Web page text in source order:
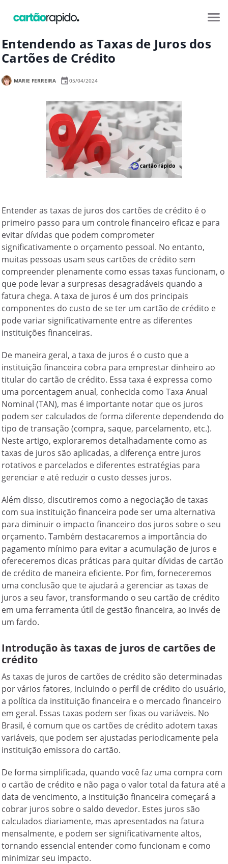
Entendendo as Taxas de Juros dos
Cartões de Crédito
MARIE FERREIRA 05/04/2024
Entender as taxas de juros dos cartões de crédito é o
primeiro passo para um controle financeiro eficaz e para
evitar dívidas que podem comprometer
significativamente o orçamento pessoal. No entanto,
muitas pessoas usam seus cartões de crédito sem
compreender plenamente como essas taxas funcionam, o
que pode levar a surpresas desagradáveis quando a
fatura chega. A taxa de juros é um dos principais
componentes do custo de se ter um cartão de crédito e
pode variar significativamente entre as diferentes
instituições financeiras.
De maneira geral, a taxa de juros é o custo que a
instituição financeira cobra para emprestar dinheiro ao
titular do cartão de crédito. Essa taxa é expressa como
uma porcentagem anual, conhecida como Taxa Anual
Nominal (TAN), mas é importante notar que os juros
podem ser calculados de forma diferente dependendo do
tipo de transação (compra, saque, parcelamento, etc.).
Neste artigo, exploraremos detalhadamente como as
taxas de juros são aplicadas, a diferença entre juros
rotativos e parcelados e diferentes estratégias para
gerenciar e até reduzir o custo desses juros.
Além disso, discutiremos como a negociação de taxas
com sua instituição financeira pode ser uma alternativa
para diminuir o impacto financeiro dos juros sobre o seu
orçamento. Também destacaremos a importância do
pagamento mínimo para evitar a acumulação de juros e
ofereceremos dicas práticas para quitar dívidas de cartão
de crédito de maneira eficiente. Por fim, forneceremos
uma conclusão que te ajudará a gerenciar as taxas de
juros a seu favor, transformando o seu cartão de crédito
em uma ferramenta útil de gestão financeira, ao invés de
um fardo.
Introdução às taxas de juros de cartões de
crédito
As taxas de juros de cartões de crédito são determinadas
por vários fatores, incluindo o perfil de crédito do usuário,
a política da instituição financeira e o mercado financeiro
em geral. Essas taxas podem ser fixas ou variáveis. No
Brasil, é comum que os cartões de crédito adotem taxas
variáveis, que podem ser ajustadas periodicamente pela
instituição emissora do cartão.
De forma simplificada, quando você faz uma compra com
o cartão de crédito e não paga o valor total da fatura até a
data de vencimento, a instituição financeira começará a
cobrar juros sobre o saldo devedor. Estes juros são
calculados diariamente, mas apresentados na fatura
mensalmente, e podem ser significativamente altos,
tornando essencial entender como funcionam e como
minimizar seu impacto.